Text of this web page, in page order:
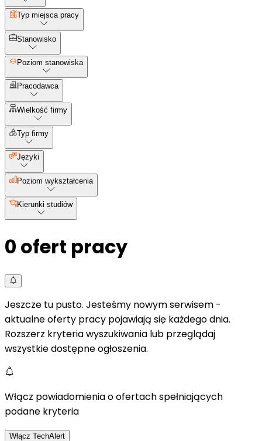
Typ miejsca pracy
Stanowisko
Poziom stanowiska
Pracodawca
Wielkość firmy
Typ firmy
Języki
Poziom wykształcenia
Kierunki studiów
0 ofert pracy
Jeszcze tu pusto. Jesteśmy nowym serwisem -
aktualne oferty pracy pojawiają się każdego dnia.
Rozszerz kryteria wyszukiwania lub przeglądaj
wszystkie dostępne ogłoszenia.
Włącz powiadomienia o ofertach spełniających
podane kryteria
Włącz TechAlert